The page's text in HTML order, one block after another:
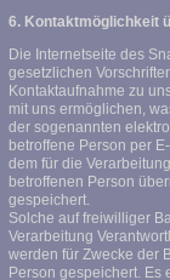
6. Kontaktmöglichkeit
Die Internetseite des
gesetzlichen
Kontaktaufnahme zu
mit uns ermöglichen,
der sogenannten
betroffene Person per
dem für die
betroffenen Person
gespeichert.
Solche auf freiwilliger
Verarbeitung
werden für Zwecke der
Person gespeichert.